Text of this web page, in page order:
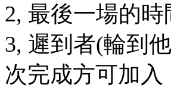
2, 最後一場的
3, 遲到者(輪到
次完成方可加